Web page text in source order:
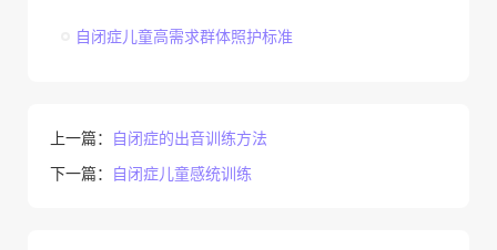
自闭症儿童高需求群体照护标准
上一篇：
自闭症的出音训练方法
下一篇：
自闭症儿童感统训练